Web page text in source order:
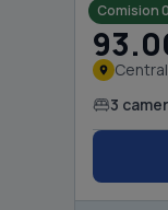
Comision
Casă cu
3